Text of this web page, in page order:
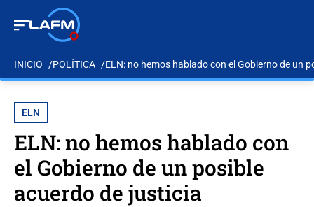
INICIO POLÍTICA ELN: no hemos hablado con el Gobierno de un
ELN
ELN: no hemos hablado con
el Gobierno de un posible
acuerdo de justicia